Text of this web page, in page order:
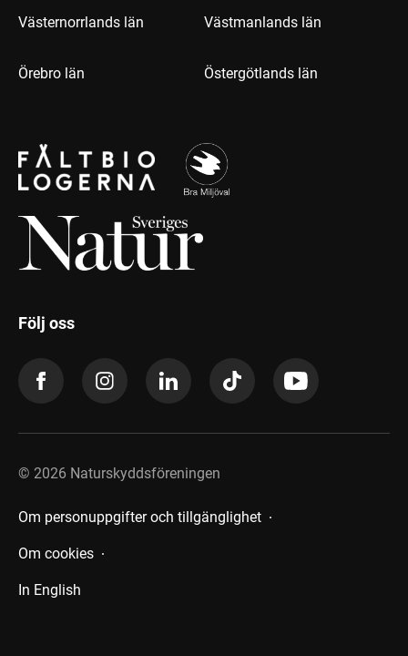
Västernorrlands län Västmanlands län
Örebro län Östergötlands län
Följ oss
© 2026 Naturskyddsföreningen
Om personuppgifter och tillgänglighet
Om cookies
In English